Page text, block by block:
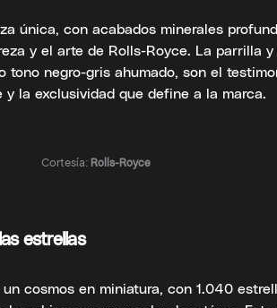
única, con acabados minerales
y el arte de Rolls-Royce. La parrilla
tono negro-gris ahumado, son el
la exclusividad que define a la marca.
Cortesía: Rolls-Royce
estrellas
cosmos en miniatura, con 1.040